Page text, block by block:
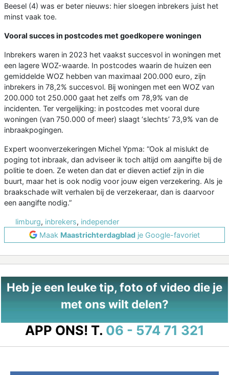
Beesel (4) was er beter nieuws: hier sloegen inbrekers juist het
minst vaak toe.
Vooral succes in postcodes met goedkopere woningen
Inbrekers waren in 2023 het vaakst succesvol in woningen met
een lagere WOZ-waarde. In postcodes waarin de huizen een
gemiddelde WOZ hebben van maximaal 200.000 euro, zijn
inbrekers in 78,2% succesvol. Bij woningen met een WOZ van
200.000 tot 250.000 gaat het zelfs om 78,9% van de
incidenten. Ter vergelijking: in postcodes met vooral dure
woningen (van 750.000 of meer) slaagt ‘slechts’ 73,9% van de
inbraakpogingen.
Expert woonverzekeringen Michel Ypma: “Ook al mislukt de
poging tot inbraak, dan adviseer ik toch altijd om aangifte bij de
politie te doen. Ze weten dan dat er dieven actief zijn in die
buurt, maar het is ook nodig voor jouw eigen verzekering. Als je
braakschade wilt verhalen bij de verzekeraar, dan is daarvoor
een aangifte nodig.”
limburg, inbrekers, independer
Maak Maastrichterdagblad je Google-favoriet
Heb je een leuke tip, foto of video die je
met ons wilt delen?
APP ONS! T. 06 - 574 71 321